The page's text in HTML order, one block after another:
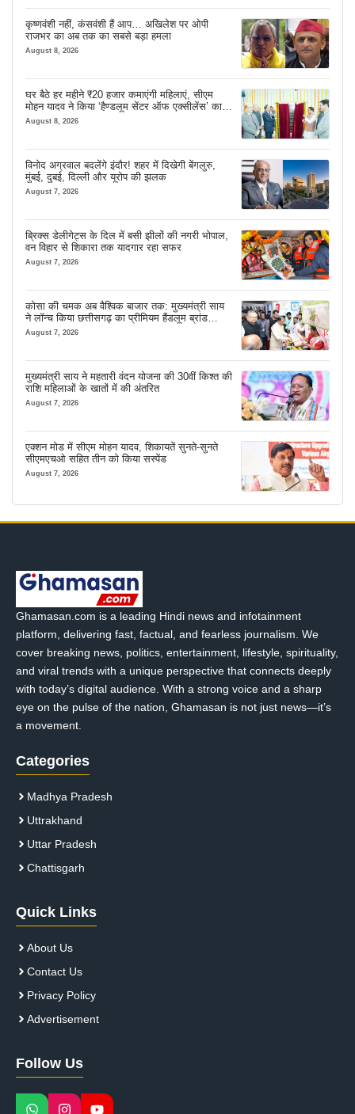
कृष्णवंशी नहीं, कंसवंशी हैं आप… अखिलेश पर ओपी
राजभर का अब तक का सबसे बड़ा हमला
August 8, 2026
घर बैठे हर महीने ₹20 हजार कमाएंगी महिलाएं, सीएम
मोहन यादव ने किया ‘हैण्डलूम सेंटर ऑफ एक्सीलेंस’ का
शुभारंभ
August 8, 2026
विनोद अग्रवाल बदलेंगे इंदौर! शहर में दिखेगी बेंगलुरु,
मुंबई, दुबई, दिल्ली और यूरोप की झलक
August 7, 2026
ब्रिक्स डेलीगेट्स के दिल में बसी झीलों की नगरी भोपाल,
वन विहार से शिकारा तक यादगार रहा सफर
August 7, 2026
कोसा की चमक अब वैश्विक बाजार तक: मुख्यमंत्री साय
ने लॉन्च किया छत्तीसगढ़ का प्रीमियम हैंडलूम ब्रांड
‘कोशल फैब’
August 7, 2026
मुख्यमंत्री साय ने महतारी वंदन योजना की 30वीं किश्त की
राशि महिलाओं के खातों में की अंतरित
August 7, 2026
एक्शन मोड में सीएम मोहन यादव, शिकायतें सुनते-सुनते
सीएमएचओ सहित तीन को किया सस्पेंड
August 7, 2026
Ghamasan.com is a leading Hindi news and infotainment
platform, delivering fast, factual, and fearless journalism. We
cover breaking news, politics, entertainment, lifestyle, spirituality,
and viral trends with a unique perspective that connects deeply
with today’s digital audience. With a strong voice and a sharp
eye on the pulse of the nation, Ghamasan is not just news—it’s
a movement.
Categories
Madhya Pradesh
Uttrakhand
Uttar Pradesh
Chattisgarh
Quick Links
About Us
Contact Us
Privacy Policy
Advertisement
Follow Us